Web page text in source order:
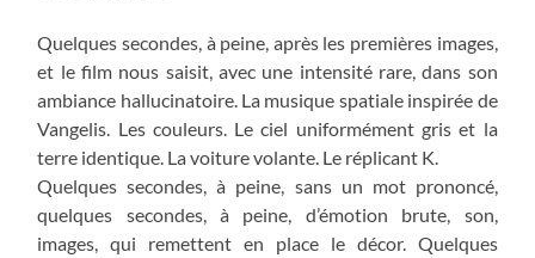
Quelques secondes, à peine, après les premières images,
et le film nous saisit, avec une intensité rare, dans son
ambiance hallucinatoire. La musique spatiale inspirée de
Vangelis. Les couleurs. Le ciel uniformément gris et la
terre identique. La voiture volante. Le réplicant K.
Quelques secondes, à peine, sans un mot prononcé,
quelques secondes, à peine, d’émotion brute, son,
images, qui remettent en place le décor. Quelques